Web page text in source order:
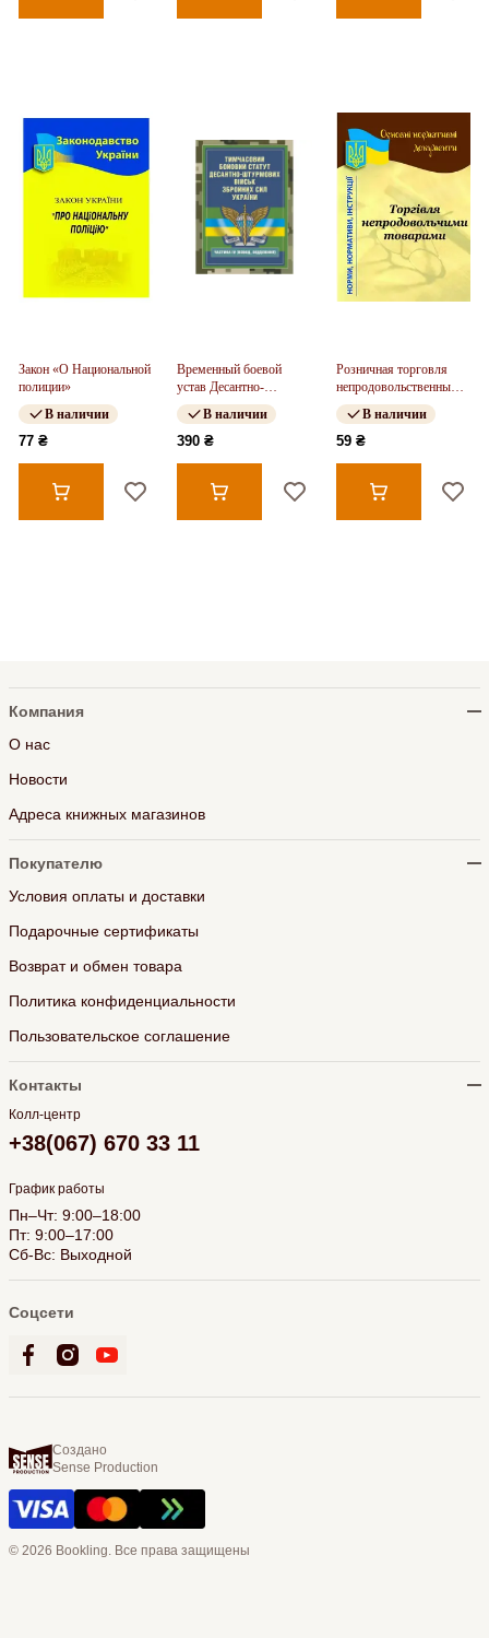
Закон «О Национальной
полиции»
В наличии
77 ₴
Временный боевой
устав Десантно-
штурмовых войск ВСУ.
Часть IV (Взвод,
отделение)
В наличии
390 ₴
Розничная торговля
непродовольственными
товарами
В наличии
59 ₴
Компания
О нас
Новости
Адреса книжных магазинов
Покупателю
Условия оплаты и доставки
Подарочные сертификаты
Возврат и обмен товара
Политика конфиденциальности
Пользовательское соглашение
Контакты
Колл-центр
+38(067) 670 33 11
График работы
Пн–Чт: 9:00–18:00
Пт: 9:00–17:00
Сб-Вс: Выходной
Соцсети
Создано
Sense Production
© 2026 Bookling. Все права защищены